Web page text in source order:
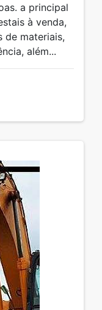
a principal
à venda,
de materiais,
além...